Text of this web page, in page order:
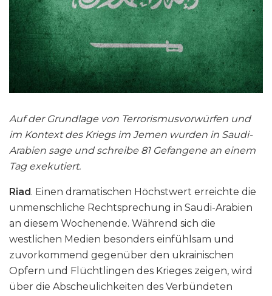
Auf der Grundlage von Terrorismusvorwürfen und
im Kontext des Kriegs im Jemen wurden in Saudi-
Arabien sage und schreibe 81 Gefangene an einem
Tag exekutiert.
Riad . Einen dramatischen Höchstwert erreichte die
unmenschliche Rechtsprechung in Saudi-Arabien
an diesem Wochenende. Während sich die
westlichen Medien besonders einfühlsam und
zuvorkommend gegenüber den ukrainischen
Opfern und Flüchtlingen des Krieges zeigen, wird
über die Abscheulichkeiten des Verbündeten